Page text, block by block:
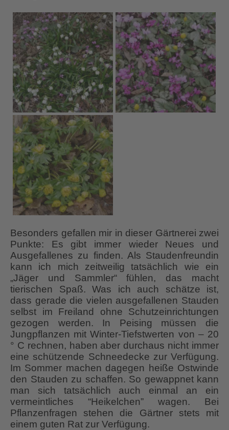
Besonders gefallen mir in dieser Gärtnerei zwei
Punkte: Es gibt immer wieder Neues und
Ausgefallenes zu finden. Als Staudenfreundin
kann ich mich zeitweilig tatsächlich wie ein
„Jäger und Sammler“ fühlen, das macht
tierischen Spaß. Was ich auch schätze ist,
dass gerade die vielen ausgefallenen Stauden
selbst im Freiland ohne Schutzeinrichtungen
gezogen werden. In Peising müssen die
Jungpflanzen mit Winter-Tiefstwerten von – 20
° C rechnen, haben aber durchaus nicht immer
eine schützende Schneedecke zur Verfügung.
Im Sommer machen dagegen heiße Ostwinde
den Stauden zu schaffen. So gewappnet kann
man sich tatsächlich auch einmal an ein
vermeintliches “Heikelchen” wagen. Bei
Pflanzenfragen stehen die Gärtner stets mit
einem guten Rat zur Verfügung.